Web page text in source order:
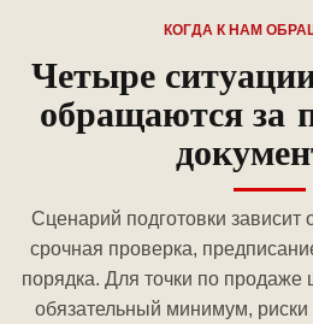
КОГДА К НАМ
Четыре
обращаются за
Сценарий подготовки зависит
срочная проверка,
порядка. Для точки по
обязательный минимум,